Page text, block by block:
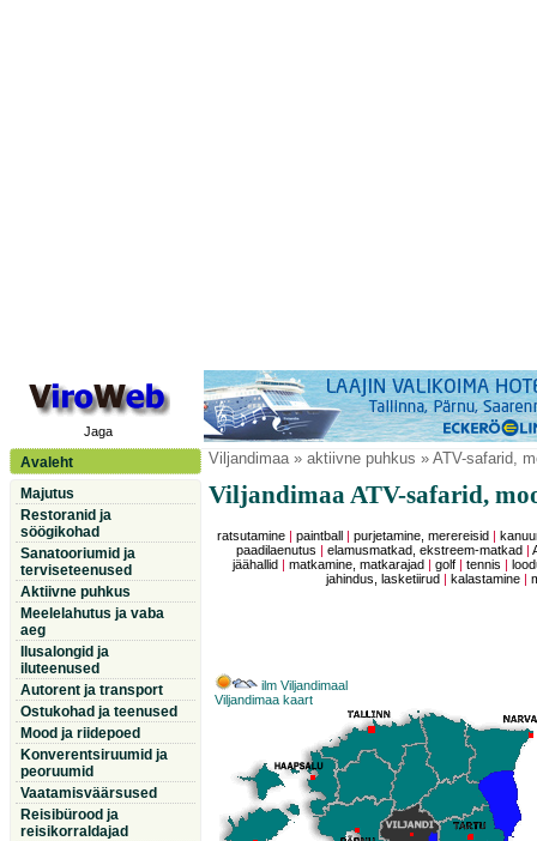
Jaga
Avaleht
Majutus
Restoranid ja
söögikohad
Sanatooriumid ja
terviseteenused
Aktiivne puhkus
Meelelahutus ja vaba
aeg
Ilusalongid ja
iluteenused
Autorent ja transport
Ostukohad ja teenused
Mood ja riidepoed
Konverentsiruumid ja
peoruumid
Vaatamisväärsused
Reisibürood ja
reisikorraldajad
Viljandimaa» aktiivne puhkus » ATV-safarid,
Viljandimaa ATV-safarid,
ratsutamine| paintball purjetamine, merereisid
paadilaenutus
|elamusmatkad, ekstreem-matkad |
jäähallid
matkamine, matkarajad golf| tennis
jahindus, lasketiirud
kalastamine |
ilm Viljandimaal
Viljandimaa kaart